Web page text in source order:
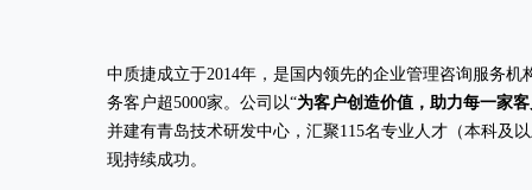
中质捷成立于2014年，是国内领先的企业管理咨询服务
务客户超5000家。公司以“为客户创造价值，助力每一家
并建有青岛技术研发中心，汇聚115名专业人才（本科及
现持续成功。